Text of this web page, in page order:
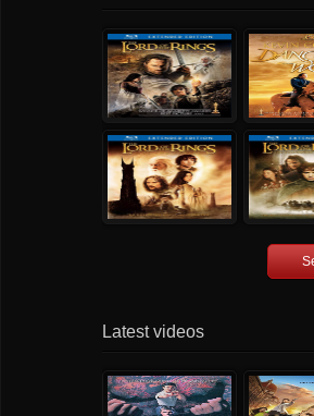
Latest videos